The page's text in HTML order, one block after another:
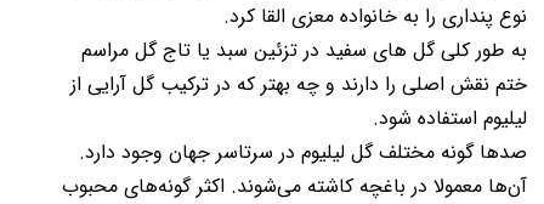
نوع پنداری را به خانواده معزی القا کرد.
به طور کلی گل های سفید در تزئین سبد یا تاج گل مراسم
ختم نقش اصلی را دارند و چه بهتر که در ترکیب گل آرایی از
لیلیوم استفاده شود.
صدها گونه مختلف گل لیلیوم در سرتاسر جهان وجود دارد.
آن‌ها معمولا در باغچه کاشته می‌شوند. اکثر گونه‌های محبوب